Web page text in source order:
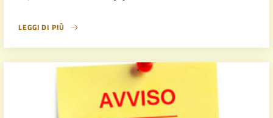
LEGGI DI PIÙ